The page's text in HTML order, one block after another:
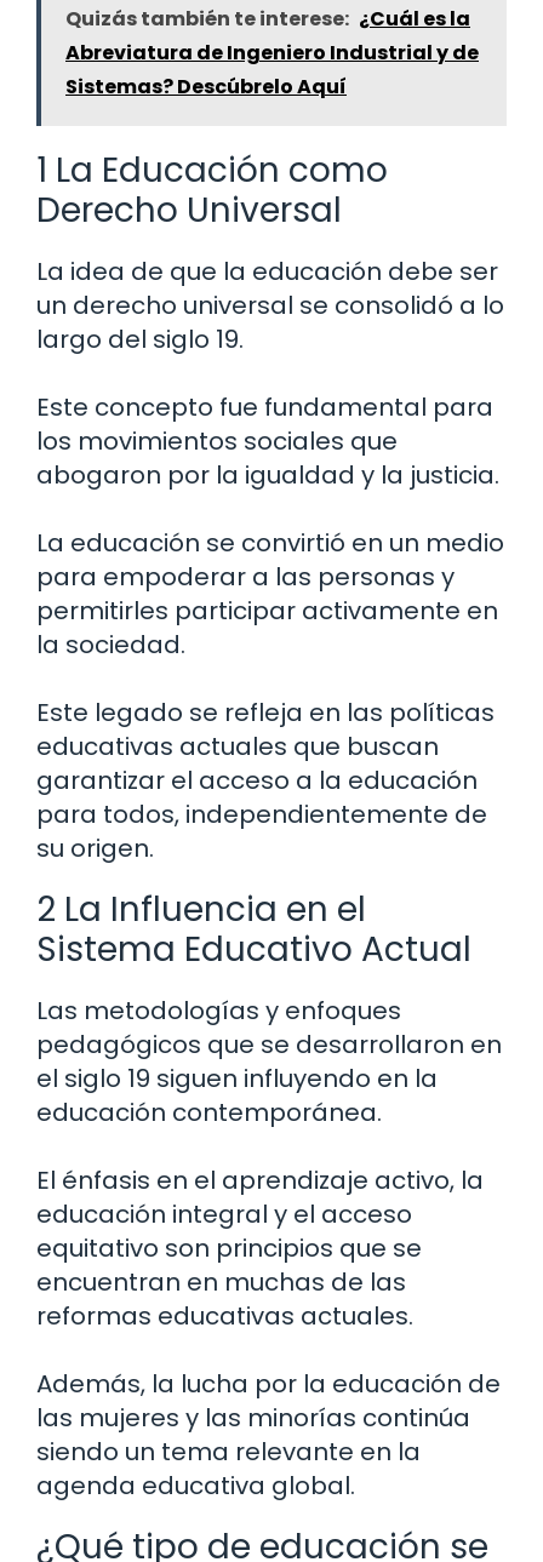
Quizás también te interese: ¿Cuál es la
Abreviatura de Ingeniero Industrial y de
Sistemas? Descúbrelo Aquí
1 La Educación como
Derecho Universal
La idea de que la educación debe ser
un derecho universal se consolidó a lo
largo del siglo 19.
Este concepto fue fundamental para
los movimientos sociales que
abogaron por la igualdad y la justicia.
La educación se convirtió en un medio
para empoderar a las personas y
permitirles participar activamente en
la sociedad.
Este legado se refleja en las políticas
educativas actuales que buscan
garantizar el acceso a la educación
para todos, independientemente de
su origen.
2 La Influencia en el
Sistema Educativo Actual
Las metodologías y enfoques
pedagógicos que se desarrollaron en
el siglo 19 siguen influyendo en la
educación contemporánea.
El énfasis en el aprendizaje activo, la
educación integral y el acceso
equitativo son principios que se
encuentran en muchas de las
reformas educativas actuales.
Además, la lucha por la educación de
las mujeres y las minorías continúa
siendo un tema relevante en la
agenda educativa global.
¿Qué tipo de educación se